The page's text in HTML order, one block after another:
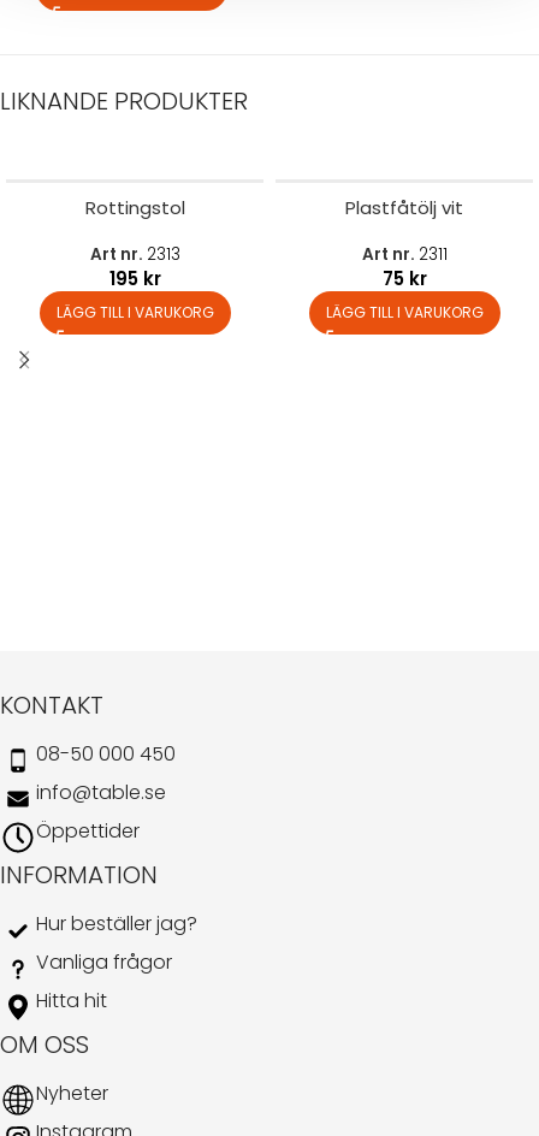
LIKNANDE PRODUKTER
Rottingstol
Art nr. 2313
195 kr
LÄGG TILL I VARUKORG
Plastfåtölj vit
Art nr. 2311
75 kr
LÄGG TILL I VARUKORG
KONTAKT
08-50 000 450
info@table.se
Öppettider
INFORMATION
Hur beställer jag?
Vanliga frågor
Hitta hit
OM OSS
Nyheter